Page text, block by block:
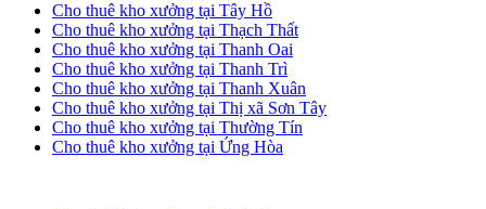
Cho thuê kho xưởng tại Tây Hồ
Cho thuê kho xưởng tại Thạch Thất
Cho thuê kho xưởng tại Thanh Oai
Cho thuê kho xưởng tại Thanh Trì
Cho thuê kho xưởng tại Thanh Xuân
Cho thuê kho xưởng tại Thị xã Sơn Tây
Cho thuê kho xưởng tại Thường Tín
Cho thuê kho xưởng tại Ứng Hòa